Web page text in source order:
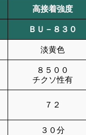
高接着強度
ＢＵ－８３０
淡黄色
８５００
チクソ性有
７２
３０分